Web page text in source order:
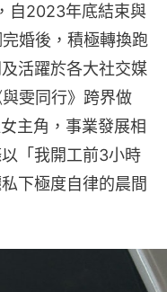
自2023年底結束與
婚後，積極轉換跑
活躍於各大社交媒
雯同行》跨界做
主角，事業發展相
「我開工前3小時
下極度自律的晨間